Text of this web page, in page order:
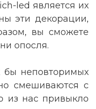
led является их
эти декорации,
вы сможете
опосля.
бы неповторимых
смешиваются с
из нас привыкло